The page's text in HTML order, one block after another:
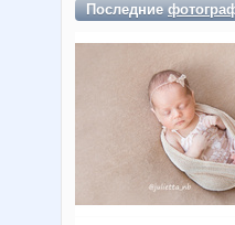
Последние